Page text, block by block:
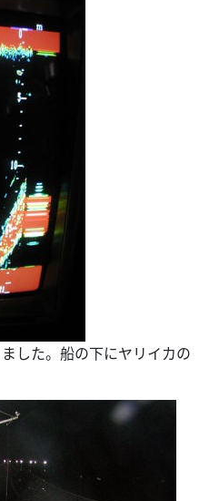
した。船の下にヤリイカの